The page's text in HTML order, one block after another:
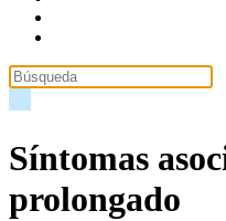
Síntomas
prolongado